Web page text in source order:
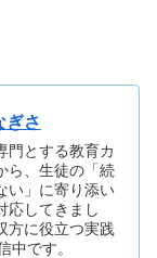
ぎさ
門とする教育カ
ら、生徒の「続
い」に寄り添い
応してきまし
方に役立つ実践
中です。